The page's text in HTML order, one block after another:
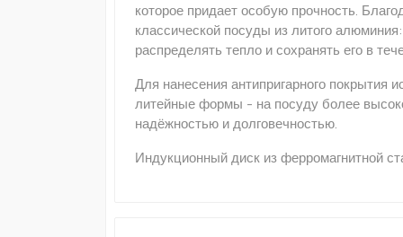
которое придает особую прочность.
классической посуды из литого
распределять тепло и сохранять его в
Для нанесения антипригарного покрытия
литейные формы - на посуду более
надёжностью и долговечностью.
Индукционный диск из ферромагнитной